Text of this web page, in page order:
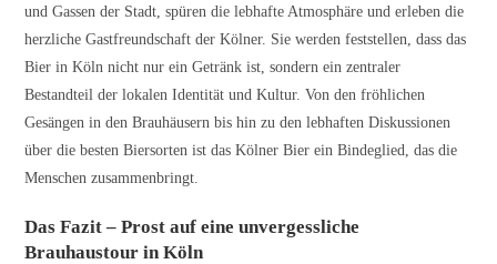
und Gassen der Stadt, spüren die lebhafte Atmosphäre und erleben die
herzliche Gastfreundschaft der Kölner. Sie werden feststellen, dass das
Bier in Köln nicht nur ein Getränk ist, sondern ein zentraler
Bestandteil der lokalen Identität und Kultur. Von den fröhlichen
Gesängen in den Brauhäusern bis hin zu den lebhaften Diskussionen
über die besten Biersorten ist das Kölner Bier ein Bindeglied, das die
Menschen zusammenbringt.
Das Fazit – Prost auf eine unvergessliche
Brauhaustour in Köln